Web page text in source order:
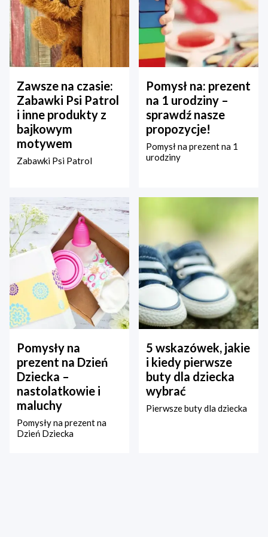
Zawsze na czasie:
Zabawki Psi Patrol
i inne produkty z
bajkowym
motywem
Zabawki Psi Patrol
Pomysł na: prezent
na 1 urodziny –
sprawdź nasze
propozycje!
Pomysł na prezent na 1
urodziny
Pomysły na
prezent na Dzień
Dziecka –
nastolatkowie i
maluchy
Pomysły na prezent na
Dzień Dziecka
5 wskazówek, jakie
i kiedy pierwsze
buty dla dziecka
wybrać
Pierwsze buty dla dziecka